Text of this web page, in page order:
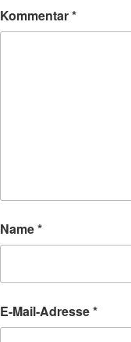
Kommentar*
Name*
E-Mail-Adresse*